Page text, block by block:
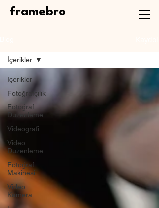
framebro
İçerikler
Fotoğrafçılık
Fotoğraf
Düzenleme
Videografi
Video
Düzenleme
Fotoğraf
Makinesi
Video
Kamera
İçerikler